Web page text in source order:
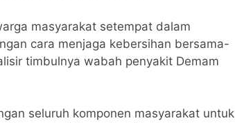
masyarakat setempat dalam
cara menjaga kebersihan bersama-
timbulnya wabah penyakit Demam
seluruh komponen masyarakat untuk